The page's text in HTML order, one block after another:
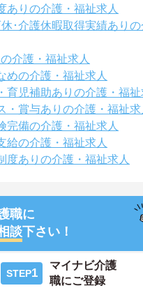
ありの介護・福祉求人
･介護休暇取得実績あり
介護・福祉求人
めの介護・福祉求人
育児補助ありの介護・福祉
・賞与ありの介護・福祉求
完備の介護・福祉求人
給の介護・福祉求人
度ありの介護・福祉求人
職に
談下さい！
STEP1
マイナビ介護
職にご登録